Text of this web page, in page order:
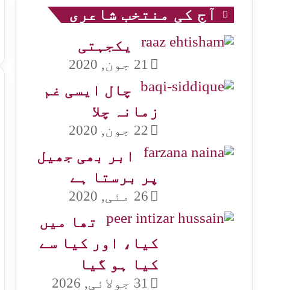
آج کی منتخب شاعری
یکجہتی
21 جون, 2020
چال ایسی غم
زمانہ چلا
22 جون, 2020
ابر بھی جھیل
پر برستا ہے
26 مئی, 2020
تھا میں
کیا، اور کیا سے
کیا ہو گیا
31 جولائی, 2026